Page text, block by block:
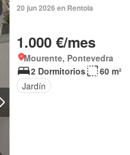
20 jun 2026 en Rentola
1.000 €/mes
Mourente, Pontevedra
2 Dormitorios
60 m²
Jardín